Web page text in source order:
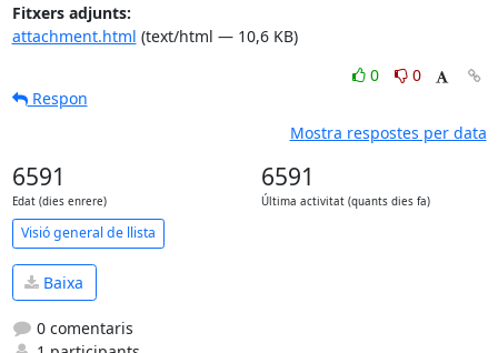
Fitxers adjunts:
attachment.html (text/html — 10,6 KB)
0
0
Respon
Mostra respostes per data
6591
Edat (dies enrere)
6591
Última activitat (quants dies fa)
Visió general de llista
Baixa
0 comentaris